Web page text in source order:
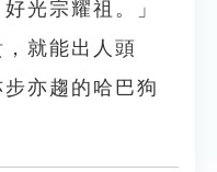
光宗耀祖。」
就能出人頭
亦趨的哈巴狗